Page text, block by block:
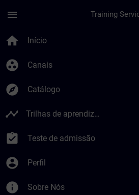
menu
home Início
group_work Canais
explore Catálogo
timeline Trilhas de aprendizagem
assignment_turned_in Teste de admissão
account_circle Perfil
info Sobre Nós